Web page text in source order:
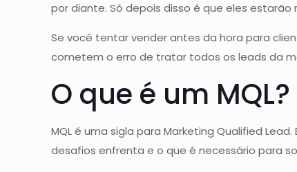
por diante. Só depois disso é que eles
Se você tentar vender antes da hora para
cometem o erro de tratar todos os leads da
O que é um MQL?
MQL é uma sigla para Marketing Qualified
desafios enfrenta e o que é necessário para